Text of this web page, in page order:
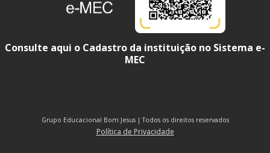
Consulte aqui o Cadastro da instituição no Sistema e-
MEC
Grupo Educacional Bom Jesus | Todos os direitos reservados
Política de Privacidade